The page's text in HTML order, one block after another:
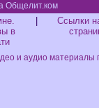
Общелит.ком
в
Ссылки
и аудио